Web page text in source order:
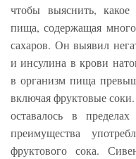
чтобы выяснить,
пища, содержащая
сахаров. Он выявил
и инсулина в крови
в организм пища
включая фруктовые
оставалось в
преимущества
фруктового сока.